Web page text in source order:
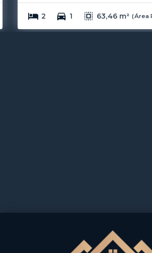
2 1 63,46 m² (Área